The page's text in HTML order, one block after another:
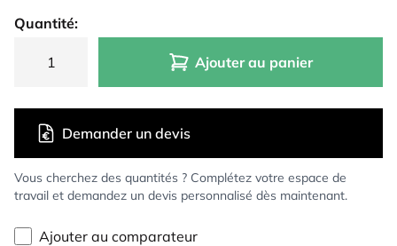
Quantité:
Ajouter au panier
Vous cherchez des quantités ? Complétez votre espace de
travail et demandez un devis personnalisé dès maintenant.
Demander un devis
Ajouter au comparateur